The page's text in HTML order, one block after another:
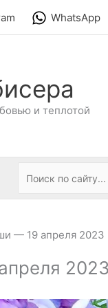
WhatsApp
и теплотой
— 19 апреля 2023